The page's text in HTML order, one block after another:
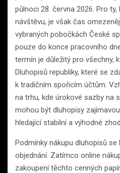
půlnoci 28. června 2026. Pro
návštěvu, je však čas
vybraných pobočkách České
pouze do konce pracovního
termín je důležitý pro všechny,
Dluhopisů republiky, které se
k tradičním spořicím účtům.
na trhu, kde úrokové sazby na
mohou být dluhopisy
hledající stabilní a výhodné
Podmínky nákupu dluhopisů
objednání. Zatímco online
zakoupení těchto cenných